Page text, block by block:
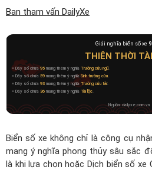
Ban tham vấn DailyXe
Giải nghĩa biển số xe
THIÊN THỜI
» Dãy số chứa95 mang thêm ý nghĩa Trường cửu ngũ.
» Dãy số chứa 59 mang thêm ý nghĩaSinh trường cửu.
» Dãy số chứa 93 mang thêm ý nghĩaTrường cửu tài.
» Dãy số chứa 36 mang thêm ý nghĩa Tài lộc.
Nguồn: dailyxe.com.vn
Biển số xe không chỉ là công cụ
mang ý nghĩa phong thủy sâu sắc
là khi lựa chọn hoặcDịch biển số xe